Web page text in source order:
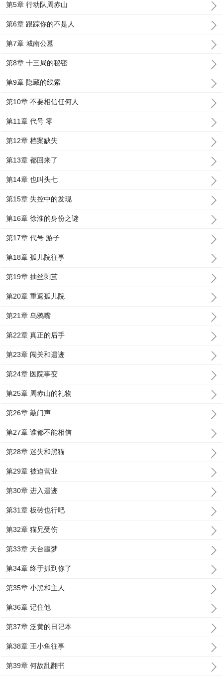
第5章 行动队周赤山
第6章 跟踪你的不是人
第7章 城南公墓
第8章 十三局的秘密
第9章 隐藏的线索
第10章 不要相信任何人
第11章 代号 零
第12章 档案缺失
第13章 都回来了
第14章 也叫头七
第15章 失控中的发现
第16章 徐淮的身份之谜
第17章 代号 游子
第18章 孤儿院往事
第19章 抽丝剥茧
第20章 重返孤儿院
第21章 乌鸦嘴
第22章 真正的后手
第23章 闯关和遗迹
第24章 医院事变
第25章 周赤山的礼物
第26章 敲门声
第27章 谁都不能相信
第28章 迷失和黑猫
第29章 被迫营业
第30章 进入遗迹
第31章 板砖也行吧
第32章 猫兄受伤
第33章 天台噩梦
第34章 终于抓到你了
第35章 小黑和主人
第36章 记住他
第37章 泛黄的日记本
第38章 王小鱼往事
第39章 何故乱翻书